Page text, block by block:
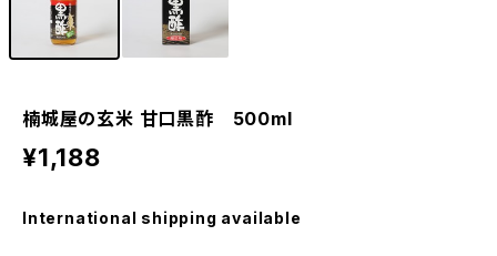
楠城屋の玄米 甘口黒酢 500ml
¥1,188
International shipping available